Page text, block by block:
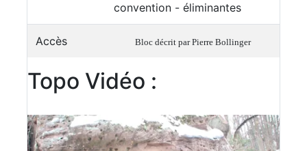
convention - éliminantes
Accès Bloc décrit par Pierre Bollinger
Topo Vidéo :